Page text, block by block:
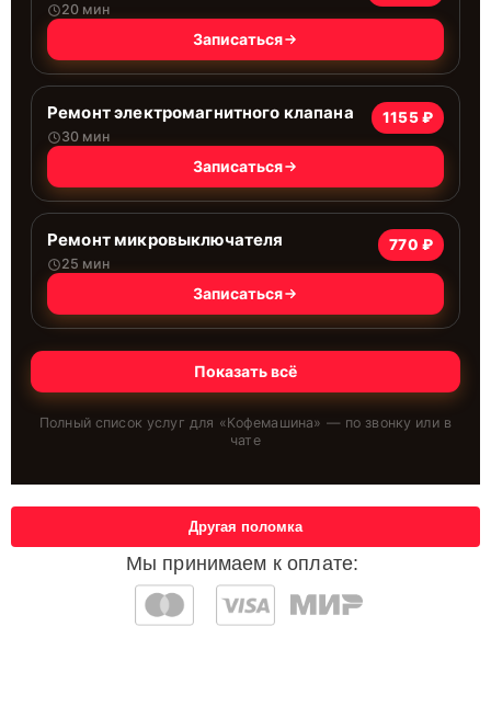
20 мин
Записаться
Ремонт электромагнитного клапана
30 мин
1155 ₽
Записаться
Ремонт микровыключателя
25 мин
770 ₽
Записаться
Показать всё
Полный список услуг для «Кофемашина» — по звонку или в
чате
Мы принимаем к оплате:
Другая поломка